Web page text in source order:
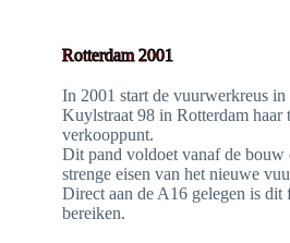
Rotterdam 2001
In 2001 start de vuurwerkreus in
Kuylstraat 98 in Rotterdam haar
verkooppunt.
Dit pand voldoet vanaf de bouw
strenge eisen van het nieuwe
Direct aan de A16 gelegen is dit
bereiken.